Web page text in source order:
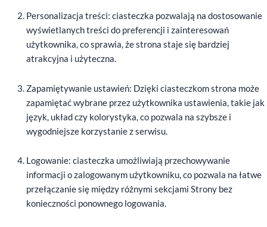
Personalizacja treści: ciasteczka pozwalają na dostosowanie
wyświetlanych treści do preferencji i zainteresowań
użytkownika, co sprawia, że strona staje się bardziej
atrakcyjna i użyteczna.
Zapamiętywanie ustawień: Dzięki ciasteczkom strona może
zapamiętać wybrane przez użytkownika ustawienia, takie jak
język, układ czy kolorystyka, co pozwala na szybsze i
wygodniejsze korzystanie z serwisu.
Logowanie: ciasteczka umożliwiają przechowywanie
informacji o zalogowanym użytkowniku, co pozwala na łatwe
przełączanie się między różnymi sekcjami Strony bez
konieczności ponownego logowania.